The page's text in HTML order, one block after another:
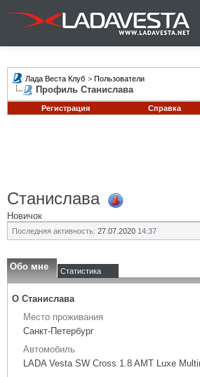
Лада Веста Клуб > Пользователи
Профиль Станислава
Регистрация Справка
Станислава
Новичок
Последняя активность: 27.07.2020 14:37
Обо мне Статистика
О Станислава
Место проживания
Санкт-Петербург
Автомобиль
LADA Vesta SW Cross 1.8 AMT Luxe